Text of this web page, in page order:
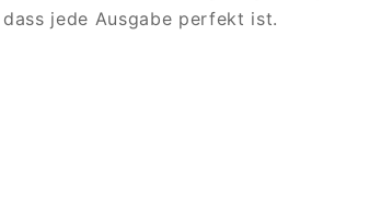
jede Ausgabe perfekt ist.